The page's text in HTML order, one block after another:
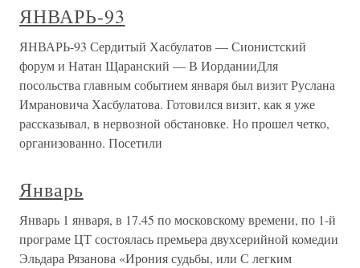
ЯНВАРЬ-93
ЯНВАРЬ-93 Сердитый Хасбулатов — Сионистский
форум и Натан Щаранский — В ИорданииДля
посольства главным событием января был визит Руслана
Имрановича Хасбулатова. Готовился визит, как я уже
рассказывал, в нервозной обстановке. Но прошел четко,
организованно. Посетили
Январь
Январь 1 января, в 17.45 по московскому времени, по 1-й
програме ЦТ состоялась премьера двухсерийной комедии
Эльдара Рязанова «Ирония судьбы, или С легким